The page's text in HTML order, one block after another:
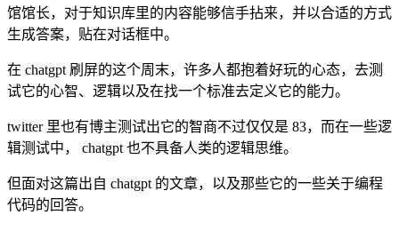
馆馆长，对于知识库里的内容能够信手拈来，并以合适的方式
生成答案，贴在对话框中。
在 chatgpt 刷屏的这个周末，许多人都抱着好玩的心态，去测
试它的心智、逻辑以及在找一个标准去定义它的能力。
twitter 里也有博主测试出它的智商不过仅仅是 83，而在一些逻
辑测试中， chatgpt 也不具备人类的逻辑思维。
但面对这篇出自 chatgpt 的文章，以及那些它的一些关于编程
代码的回答。